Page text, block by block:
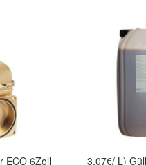
ECO 6Zoll 3,07€/ L)